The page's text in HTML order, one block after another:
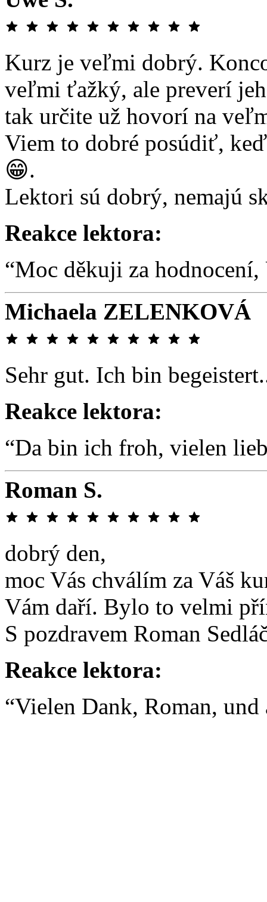
Kurz je veľmi dobrý.
veľmi ťažký, ale preverí
tak určite už hovorí na
Viem to dobré posúdiť,
😁.
Lektori sú dobrý, nemajú
Reakce lektora:
“Moc děkuji za hodnocení,
Michaela ZELENKOVÁ
Sehr gut. Ich bin
Reakce lektora:
“Da bin ich froh, vielen
Roman S.
dobrý den,
moc Vás chválím za Váš
Vám daří. Bylo to velmi
S pozdravem Roman
Reakce lektora:
“Vielen Dank, Roman, und